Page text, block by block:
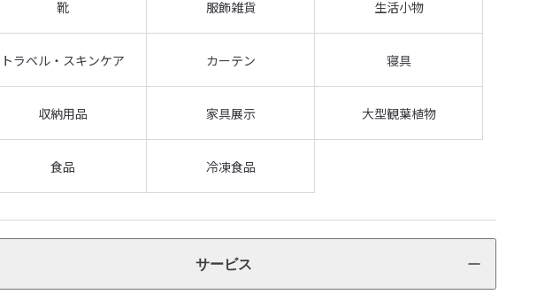
靴 服飾雑貨 生活小物
トラベル・スキンケア カーテン 寝具
収納用品 家具展示 大型観葉植物
食品 冷凍食品
サービス